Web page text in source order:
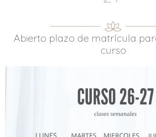
Abierto plazo de matrícula
curso